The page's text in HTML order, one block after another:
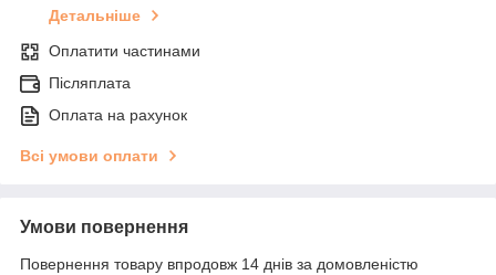
Детальніше
Оплатити частинами
Післяплата
Оплата на рахунок
Всі умови оплати
Умови повернення
Повернення товару впродовж 14 днів за домовленістю